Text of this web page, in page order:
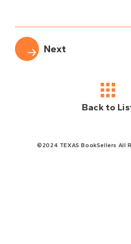
Back to
©2024 TEXAS BookSellers All